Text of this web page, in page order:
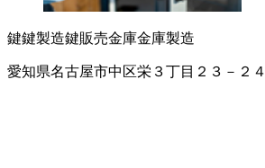
鍵鍵製造鍵販売金庫金庫製造
愛知県名古屋市中区栄３丁目２３－２４